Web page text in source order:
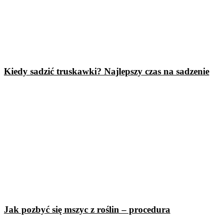
Kiedy sadzić truskawki? Najlepszy czas na sadzenie
Jak pozbyć się mszyc z roślin – procedura